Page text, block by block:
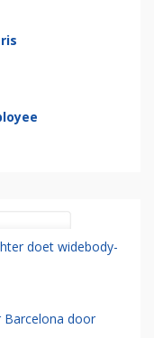
doet widebody-
Barcelona door